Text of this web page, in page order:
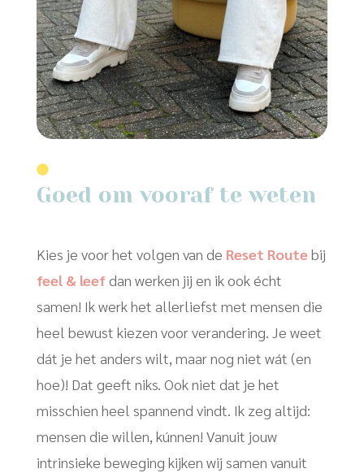
Goed om vooraf te weten
Kies je voor het volgen van de Reset Routebij
feel & leef dan werken jij en ik ook écht
samen! Ik werk het allerliefst met mensen die
heel bewust kiezen voor verandering. Je weet
dát je het anders wilt, maar nog niet wát (en
hoe)! Dat geeft niks. Ook niet dat je het
misschien heel spannend vindt. Ik zeg altijd:
mensen die willen, kúnnen! Vanuit jouw
intrinsieke beweging kijken wij samen vanuit